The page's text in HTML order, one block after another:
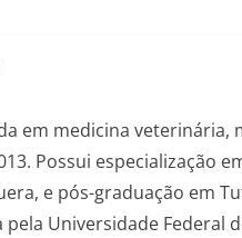
em medicina veterinária,
Possui especialização
e pós-graduação em
pela Universidade Federal